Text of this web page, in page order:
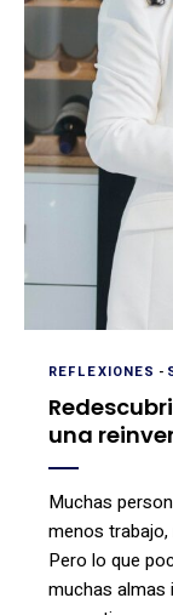
REFLEXIONES -
una
Muchas
menos
Pero lo que
muchas almas